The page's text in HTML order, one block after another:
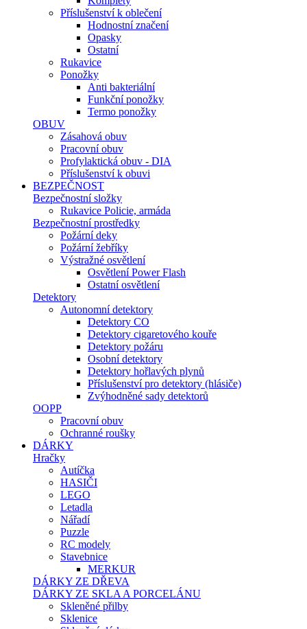
Příslušenství k oblečení
Hodnostní značení
Opasky
Ostatní
Rukavice
Ponožky
Anti bakteriální
Funkční ponožky
Termo ponožky
OBUV
Zásahová obuv
Pracovní obuv
Profylaktická obuv - DIA
Příslušenství k obuvi
BEZPEČNOST
Bezpečnostní složky
Rukavice Policie, armáda
Bezpečnostní prostředky
Požární deky
Požární žebříky
Výstražné osvětlení
Osvětlení Power Flash
Ostatní osvětlení
Detektory
Autonomní detektory
Detektory CO
Detektory cigaretového kouře
Detektory požáru
Osobní detektory
Detektory hořlavých plynů
Příslušenství pro detektory (hlásiče)
Zvýhodněné sady detektorů
OOPP
Pracovní obuv
Ochranné roušky
DÁRKY
Hračky
Autíčka
HASIČI
LEGO
Letadla
Nářadí
Puzzle
RC modely
Stavebnice
MERKUR
DÁRKY ZE DŘEVA
DÁRKY ZE SKLA A PORCELÁNU
Skleněné přilby
Sklenice